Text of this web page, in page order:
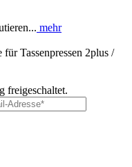
mehr
Tassenpressen 2plus /
freigeschaltet.